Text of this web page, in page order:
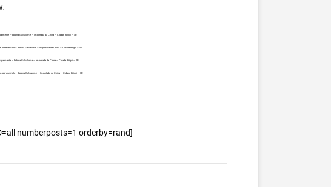
– Bobina Galvalume – Importada da China – Cidade Birigui – SP.
por exemplo – Bobina Galvalume – Importada da China – Cidade Birigui – SP.
– Bobina Galvalume – Importada da China – Cidade Birigui – SP.
por exemplo – Bobina Galvalume – Importada da China – Cidade Birigui – SP.
numberposts=1 orderby=rand]